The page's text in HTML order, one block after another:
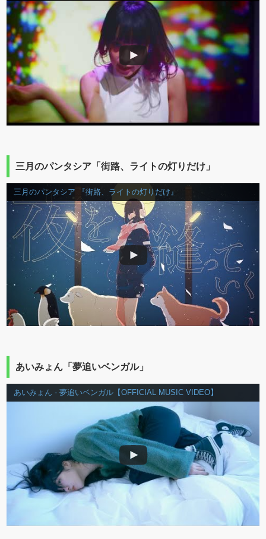
三月のパンタシア「街路、ライトの灯りだけ」
三月のパンタシア 『街路、ライトの灯りだけ』
あいみょん「夢追いベンガル」
あいみょん - 夢追いベンガル【OFFICIAL MUSIC VIDEO】